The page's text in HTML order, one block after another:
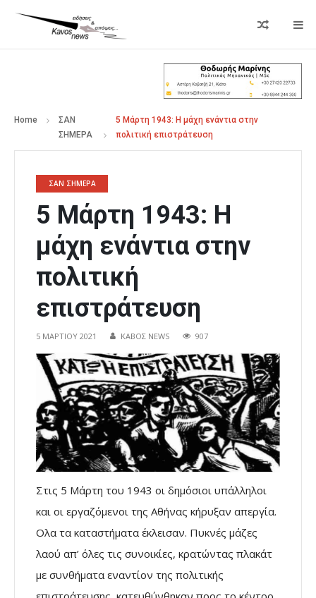
Home
ΣΑΝ
ΣΗΜΕΡΑ
5 Mάρτη 1943: Η μάχη ενάντια στην
πολιτική επιστράτευση
ΣΑΝ ΣΗΜΕΡΑ
5 Mάρτη 1943: Η
μάχη ενάντια στην
πολιτική
επιστράτευση
5 ΜΑΡΤΊΟΥ 2021 ΚΑΒΟΣ NEWS 907
Στις 5 Μάρτη του 1943 οι δημόσιοι υπάλληλοι
και οι εργαζόμενοι της Αθήνας κήρυξαν απεργία.
Ολα τα καταστήματα έκλεισαν. Πυκνές μάζες
λαού απ’ όλες τις συνοικίες, κρατώντας πλακάτ
με συνθήματα εναντίον της πολιτικής